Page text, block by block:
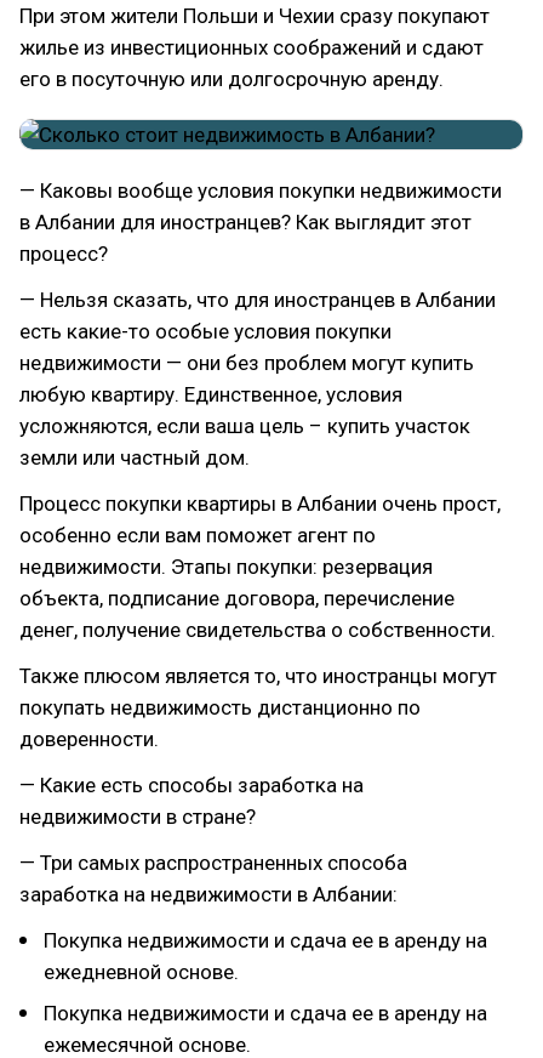
При этом жители Польши и Чехии сразу покупают
жилье из инвестиционных соображений и сдают
его в посуточную или долгосрочную аренду.
— Каковы вообще условия покупки недвижимости
в Албании для иностранцев? Как выглядит этот
процесс?
— Нельзя сказать, что для иностранцев в Албании
есть какие-то особые условия покупки
недвижимости — они без проблем могут купить
любую квартиру. Единственное, условия
усложняются, если ваша цель – купить участок
земли или частный дом.
Процесс покупки квартиры в Албании очень прост,
особенно если вам поможет агент по
недвижимости. Этапы покупки: резервация
объекта, подписание договора, перечисление
денег, получение свидетельства о собственности.
Также плюсом является то, что иностранцы могут
покупать недвижимость дистанционно по
доверенности.
— Какие есть способы заработка на
недвижимости в стране?
— Три самых распространенных способа
заработка на недвижимости в Албании:
Покупка недвижимости и сдача ее в аренду на
ежедневной основе.
Покупка недвижимости и сдача ее в аренду на
ежемесячной основе.